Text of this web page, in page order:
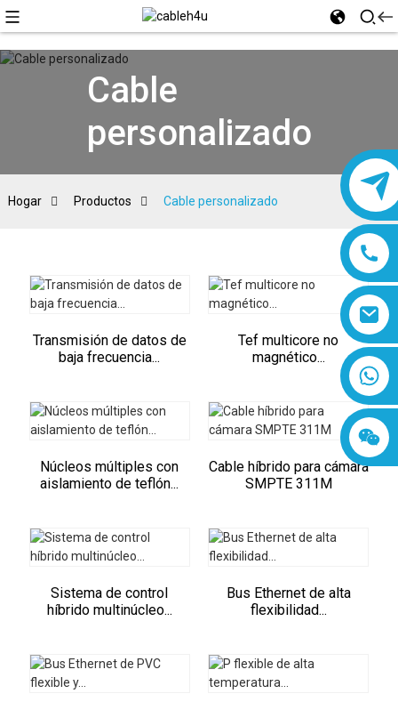
8618019377761
Cable
personalizado
Hogar Productos Cable personalizado
Transmisión de datos de
baja frecuencia...
Tef multicore no
magnético...
Núcleos múltiples con
aislamiento de teflón...
Cable híbrido para cámara
SMPTE 311M
Sistema de control
híbrido multinúcleo...
Bus Ethernet de alta
flexibilidad...